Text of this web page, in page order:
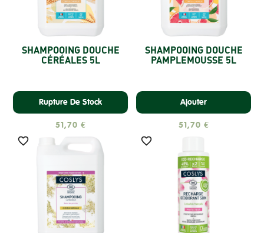
SHAMPOOING DOUCHE
CÉRÉALES 5L
Rupture De Stock
51,70 €
SHAMPOOING DOUCHE
PAMPLEMOUSSE 5L
Ajouter
51,70 €
 